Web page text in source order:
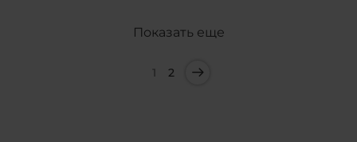
Показать еще
1 2